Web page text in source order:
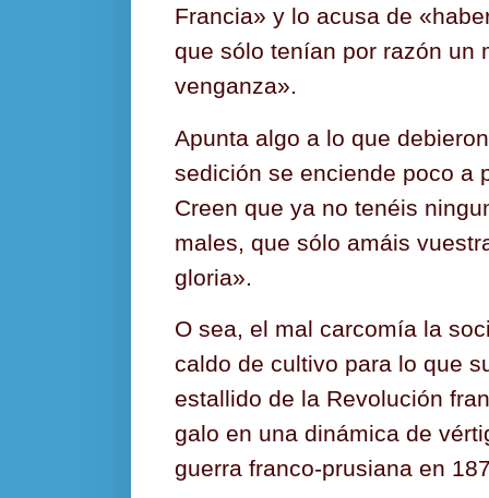
Francia» y lo acusa de
que sólo tenían por razón un
venganza».
Apunta algo a lo que
sedición se enciende poco a
Creen que ya no tenéis
males, que sólo amáis
gloria».
O sea, el mal carcomía la
caldo de cultivo para lo que
estallido de la Revolución
galo en una dinámica de
guerra franco-prusiana en